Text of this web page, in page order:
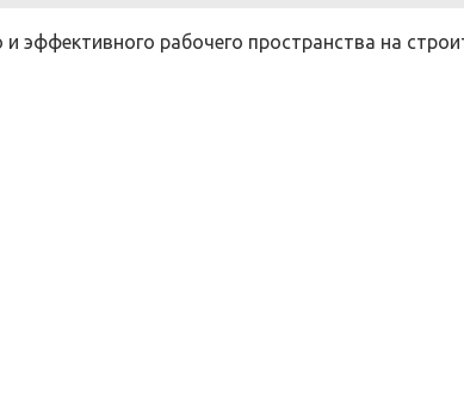
рабочего пространства на